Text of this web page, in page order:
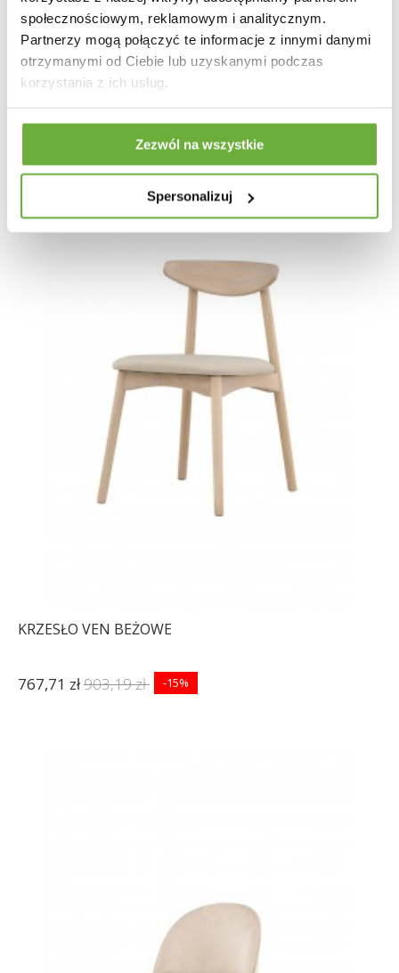
społecznościowym, reklamowym i analitycznym.
Partnerzy mogą połączyć te informacje z innymi danymi
otrzymanymi od Ciebie lub uzyskanymi podczas
korzystania z ich usług.
Zezwól na wszystkie
Spersonalizuj
KRZESŁO OBROTOWE KARA BEŻOWE
1 004,83 zł 1 196,23 zł
KRZESŁO VEN BEŻOWE
767,71 zł903,19 zł -15%